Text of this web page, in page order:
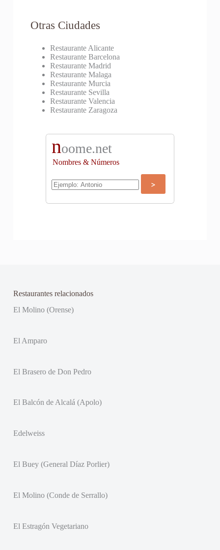
Otras Ciudades
Restaurante Alicante
Restaurante Barcelona
Restaurante Madrid
Restaurante Malaga
Restaurante Murcia
Restaurante Sevilla
Restaurante Valencia
Restaurante Zaragoza
noome.net
Nombres & Números
Restaurantes relacionados
El Molino (Orense)
El Amparo
El Brasero de Don Pedro
El Balcón de Alcalá (Apolo)
Edelweiss
El Buey (General Díaz Porlier)
El Molino (Conde de Serrallo)
El Estragón Vegetariano